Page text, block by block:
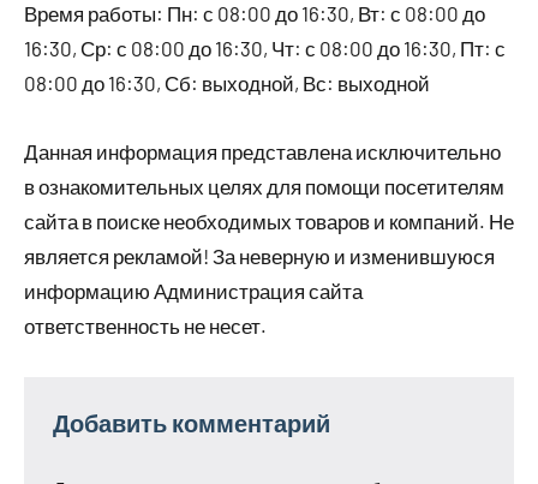
Время работы: Пн: с 08:00 до 16:30, Вт: с 08:00 до
16:30, Ср: с 08:00 до 16:30, Чт: с 08:00 до 16:30, Пт: с
08:00 до 16:30, Сб: выходной, Вс: выходной
Данная информация представлена исключительно
в ознакомительных целях для помощи посетителям
сайта в поиске необходимых товаров и компаний. Не
является рекламой! За неверную и изменившуюся
информацию Администрация сайта
ответственность не несет.
Добавить комментарий